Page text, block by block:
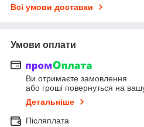
Всі умови доставки
Умови оплати
Ви отримаєте замовлення
або гроші повернуться на
Детальніше
Післяплата